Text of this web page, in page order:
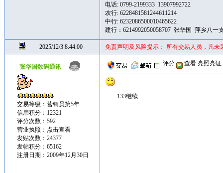
电话: 0799-2199333 13907992722
农行: 6228481581244611214
中行: 6232086500010465622
建行：6214992050058707 张华国 萍乡八一
2025/12/3 8:44:00 免责声明及风险提示： 所有交易人员，凡
张华国数码通讯
交易等级：营销员第5年
信用积分：12321
评分次数：592
营业执照： 点击查看
发贴次数：24377
发帖积分：65162
注册日期：2009年12月30日
评分 查看 亮照亮证
133继续